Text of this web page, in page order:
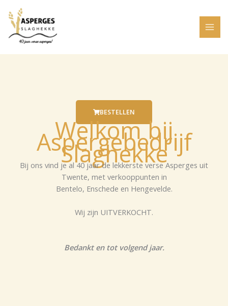
naar
inhoud
BESTELLEN
Welkom bij
Aspergebedrijf
Slaghekke
Bij ons vind je al 40 jaar de lekkerste verse Asperges uit
Twente, met verkooppunten in
Bentelo, Enschede en Hengevelde.
Wij zijn UITVERKOCHT.
Bedankt en tot volgend jaar.